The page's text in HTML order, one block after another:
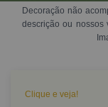
Decoração não
descrição ou nossos
Clique e veja!